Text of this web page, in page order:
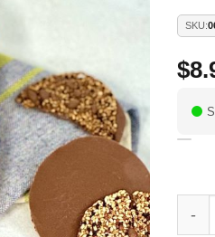
SKU:
$